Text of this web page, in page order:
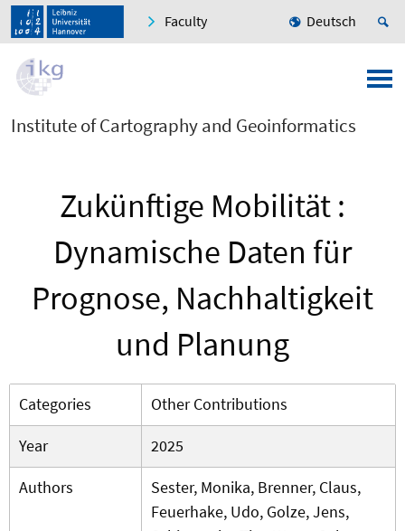
Faculty Deutsch
Institute of Cartography and Geoinformatics
Zukünftige Mobilität :
Dynamische Daten für
Prognose, Nachhaltigkeit
und Planung
Categories
Other Contributions
Year
2025
Authors
Sester, Monika, Brenner, Claus,
Feuerhake, Udo, Golze, Jens,